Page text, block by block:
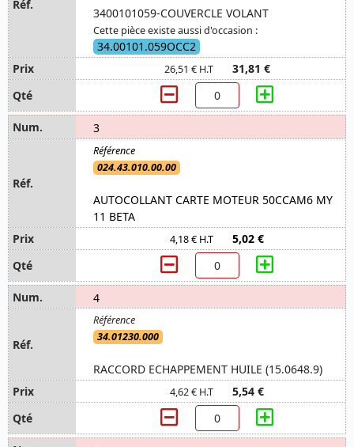
3400101059-COUVERCLE VOLANT
Cette pièce existe aussi d'occasion :
34.00101.059OCC2
26,51 € H.T 31,81 €
3
024.43.010.00.00
AUTOCOLLANT CARTE MOTEUR 50CCAM6 MY
11 BETA
4,18 € H.T 5,02 €
4
34.01230.000
RACCORD ECHAPPEMENT HUILE (15.0648.9)
4,62 € H.T 5,54 €